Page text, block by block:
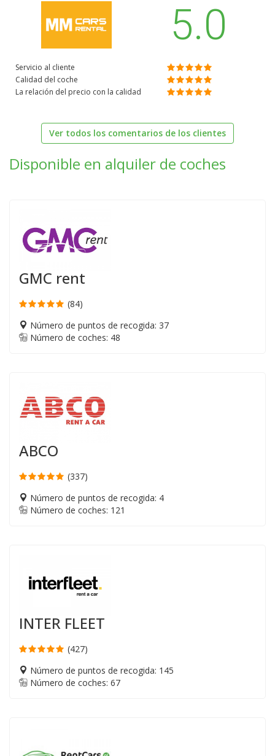
5.0
Servicio al cliente
Calidad del coche
La relación del precio con la calidad
Ver todos los comentarios de los clientes
Disponible en alquiler de coches
GMC rent
(84)
Número de puntos de recogida: 37
Número de coches: 48
ABCO
(337)
Número de puntos de recogida: 4
Número de coches: 121
INTER FLEET
(427)
Número de puntos de recogida: 145
Número de coches: 67